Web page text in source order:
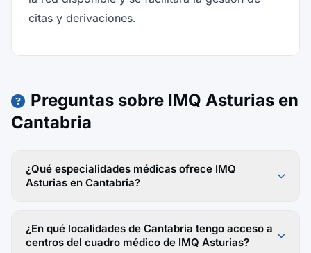
citas y derivaciones.
Preguntas sobre IMQ Asturias en
Cantabria
¿Qué especialidades médicas ofrece IMQ
Asturias en Cantabria?
¿En qué localidades de Cantabria tengo acceso a
centros del cuadro médico de IMQ Asturias?